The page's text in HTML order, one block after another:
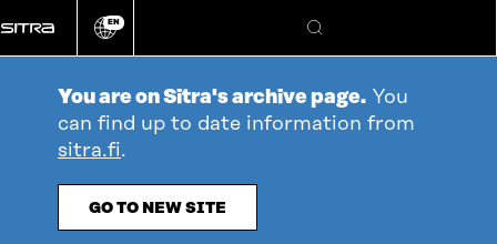
directly
to
Change
EN
Search
You are on Sitra's archive page. You
can find up to date information from
sitra.fi.
GO TO NEW SITE